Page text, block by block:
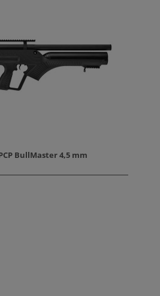
BullMaster 4,5 mm